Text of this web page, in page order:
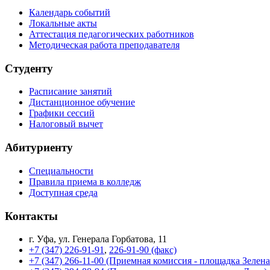
Календарь событий
Локальные акты
Аттестация педагогических работников
Методическая работа преподавателя
Студенту
Расписание занятий
Дистанционное обучение
Графики сессий
Налоговый вычет
Абитуриенту
Специальности
Правила приема в колледж
Доступная среда
Контакты
г. Уфа, ул. Генерала Горбатова, 11
+7 (347) 226-91-91 , 226-91-90 (факс)
+7 (347) 266-11-00 (Приемная комиссия - площадка